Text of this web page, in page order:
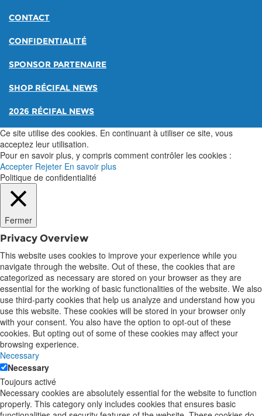
CONTACT
CONFIDENTIALITÉ
SPONSOR PARTENAIRE
SHOP RÉCIFAL NEWS
2026 RÉCIFAL NEWS
Ce site utilise des cookies. En continuant à utiliser ce site, vous
acceptez leur utilisation.
Pour en savoir plus, y compris comment contrôler les cookies :
Accepter Rejeter En savoir plus
Politique de confidentialité
Fermer
Privacy Overview
This website uses cookies to improve your experience while you
navigate through the website. Out of these, the cookies that are
categorized as necessary are stored on your browser as they are
essential for the working of basic functionalities of the website. We also
use third-party cookies that help us analyze and understand how you
use this website. These cookies will be stored in your browser only
with your consent. You also have the option to opt-out of these
cookies. But opting out of some of these cookies may affect your
browsing experience.
Necessary
Necessary
Toujours activé
Necessary cookies are absolutely essential for the website to function
properly. This category only includes cookies that ensures basic